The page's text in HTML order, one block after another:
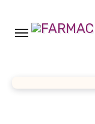
contenido